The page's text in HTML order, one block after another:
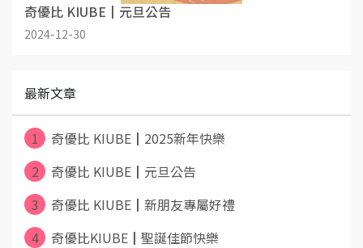
奇優比 KIUBE┃元旦公告
2024-12-30
最新文章
1
奇優比 KIUBE┃2025新年快樂
2
奇優比 KIUBE┃元旦公告
3
奇優比 KIUBE┃新朋友專屬好禮
4
奇優比KIUBE┃聖誕佳節快樂